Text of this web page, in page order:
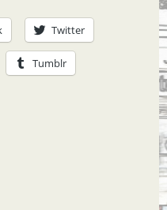
Twitter
Tumblr